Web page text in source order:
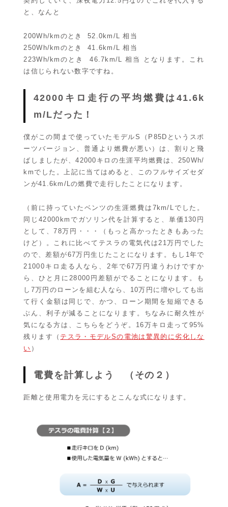
と、なんと
200Wh/kmのとき 52.0km/L 相当
250Wh/kmのとき 41.6km/L 相当
223Wh/kmのとき 46.7km/L 相当 となります。これ
は信じられない数字ですね。
42000キロ走行の平均燃費は41.6k
m/Lだった！
僕がこの間まで使っていたモデルS（P85Dというスポ
ーツバージョン、普通より燃費が悪い）は、割りと飛
ばしましたが、42000キロの生涯平均燃費は、250Wh/
kmでした。上記に当てはめると、このフルサイズセダ
ンが41.6km/Lの燃費で走行したことになります。
（前に持っていたベンツの生涯燃費は7km/Lでした。
同じ42000kmでガソリン代を計算すると、単価130円
として、78万円・・・（もっと高かったときもあった
けど）。これに比べてテスラの電気代は21万円でした
ので、差額が67万円生じたことになります。もし1年で
21000キロ走る人なら、2年で67万円違うわけですか
ら、ひと月に28000円差額がでることになります。も
し7万円のローンを組む人なら、10万円に増やしても出
て行く金額は同じで、かつ、ローン期間を短縮できる
ぶん、利子が減ることになります。ちなみに耐久性が
気になる方は、こちらをどうぞ。16万キロ走って95%
残ります（ テスラ・モデルSの電池は驚異的に劣化しな
い ）
電費を計算しよう （その２）
距離と使用電力を元にするとこんな式になります。